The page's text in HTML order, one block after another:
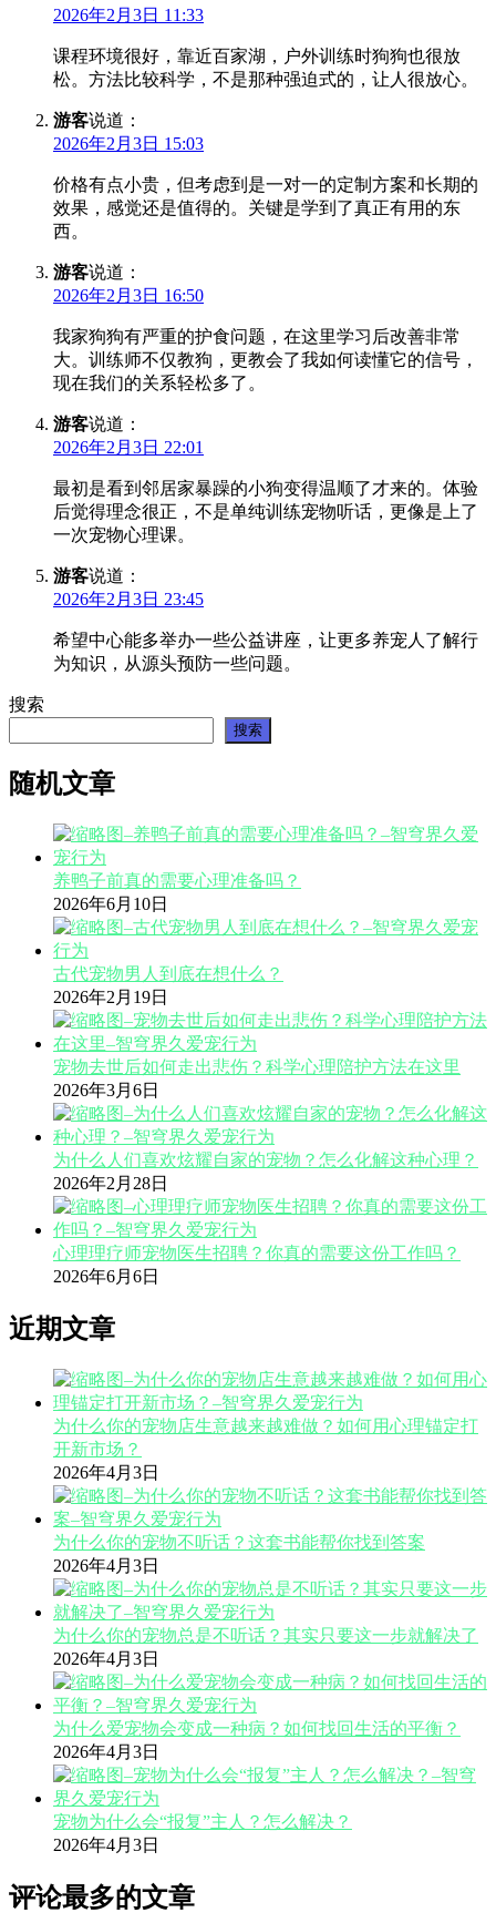
2026年2月3日 11:33
课程环境很好，靠近百家湖，户外训练时狗狗也很放
松。方法比较科学，不是那种强迫式的，让人很放心。
游客说道：
2026年2月3日 15:03
价格有点小贵，但考虑到是一对一的定制方案和长期的
效果，感觉还是值得的。关键是学到了真正有用的东
西。
游客说道：
2026年2月3日 16:50
我家狗狗有严重的护食问题，在这里学习后改善非常
大。训练师不仅教狗，更教会了我如何读懂它的信号，
现在我们的关系轻松多了。
游客说道：
2026年2月3日 22:01
最初是看到邻居家暴躁的小狗变得温顺了才来的。体验
后觉得理念很正，不是单纯训练宠物听话，更像是上了
一次宠物心理课。
游客说道：
2026年2月3日 23:45
希望中心能多举办一些公益讲座，让更多养宠人了解行
为知识，从源头预防一些问题。
搜索
搜索
随机文章
养鸭子前真的需要心理准备吗？
2026年6月10日
古代宠物男人到底在想什么？
2026年2月19日
宠物去世后如何走出悲伤？科学心理陪护方法在这里
2026年3月6日
为什么人们喜欢炫耀自家的宠物？怎么化解这种心理？
2026年2月28日
心理理疗师宠物医生招聘？你真的需要这份工作吗？
2026年6月6日
近期文章
为什么你的宠物店生意越来越难做？如何用心理锚定打
开新市场？
2026年4月3日
为什么你的宠物不听话？这套书能帮你找到答案
2026年4月3日
为什么你的宠物总是不听话？其实只要这一步就解决了
2026年4月3日
为什么爱宠物会变成一种病？如何找回生活的平衡？
2026年4月3日
宠物为什么会“报复”主人？怎么解决？
2026年4月3日
评论最多的文章